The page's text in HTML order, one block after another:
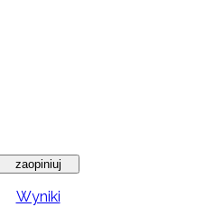
Wyniki